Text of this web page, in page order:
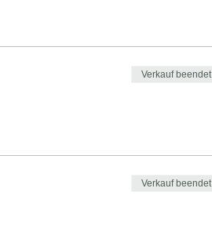
Verkauf beendet
Verkauf beendet